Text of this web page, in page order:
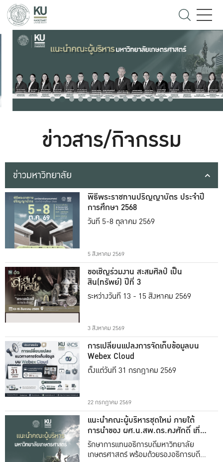
ข่าวสาร/กิจกรรม
ข่าวมหาวิทยาลัย
พิธีพระราชทานปริญญาบัตร ประจำปี
การศึกษา 2568
วันที่ 5-8 ตุลาคม 2569
5 สิงหาคม 2569
ขอเชิญร่วมงาน สะสมศิลป์ เป็น
สิน(ทรัพย์) ปีที่ 3
ระหว่างวันที่ 13 - 15 สิงหาคม 2569
3 สิงหาคม 2569
การเปลี่ยนแปลงการจัดเก็บข้อมูลบน
Webex Cloud
ตั้งแต่วันที่ 31 กรกฎาคม 2569
22 กรกฎาคม 2569
แนะนำคณะผู้บริหารชุดใหม่ ภายใต้
การนำของ ผศ.น.สพ.ดร.คงศักดิ์ เที่ยง
ธรรม
รักษาการแทนอธิการบดีมหาวิทยาลัย
เกษตรศาสตร์ พร้อมด้วยรองอธิการบดีทั้ง